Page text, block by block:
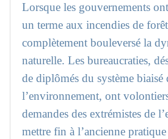
Lorsque les gouvernements
un terme aux incendies de
complètement bouleversé la
naturelle. Les bureaucraties,
de diplômés du système biaisé
l’environnement, ont
demandes des extrémistes de
mettre fin à l’ancienne